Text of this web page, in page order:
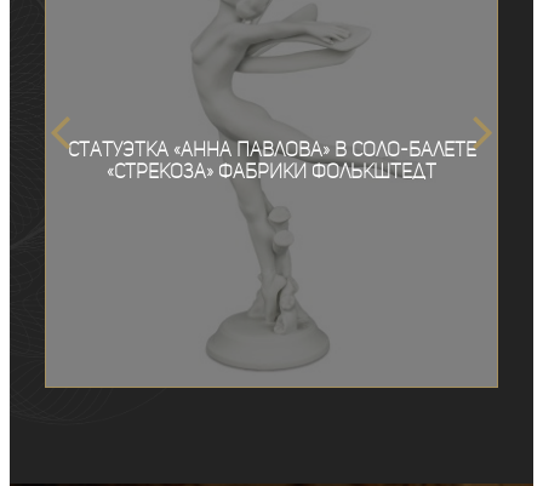
Статуэтка «Анна Павлова» в соло-балете
«Стрекоза» фабрики Фолькштедт